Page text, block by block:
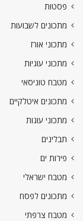
פסטות
מתכונים לשבועות
מתכוני אורז
מתכוני עוגיות
מטבח טוניסאי
מתכונים איטלקיים
מתכוני עוגות
תבלינים
פירות ים
מטבח ישראלי
מתכונים לפסח
מטבח צרפתי